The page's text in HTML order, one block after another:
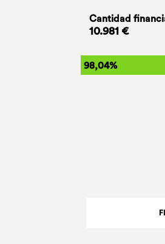
Cantidad
10.981 €
98,04%